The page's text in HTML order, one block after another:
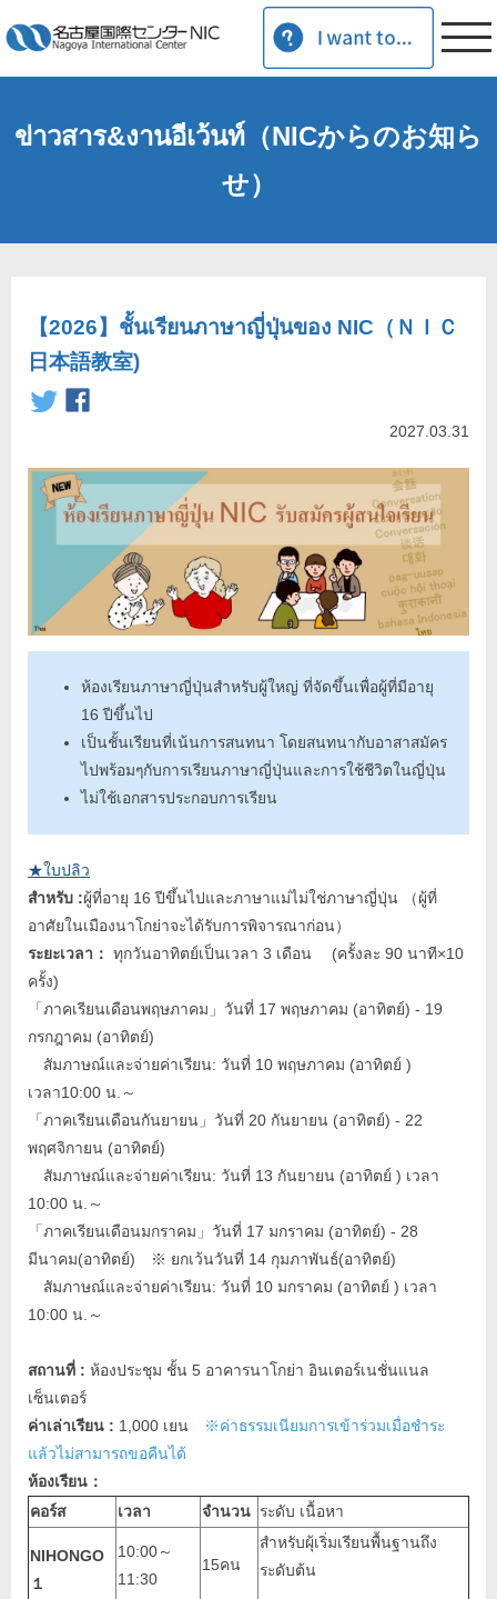
ข่าวสาร&งานอีเว้นท์（NICからのお知ら
せ）
【2026】ชั้นเรียนภาษาญี่ปุ่นของ NIC（ＮＩＣ
日本語教室)
2027.03.31
ห้องเรียนภาษาญี่ปุ่นสำหรับผู้ใหญ่ ที่จัดขึ้นเพื่อผู้ที่มีอายุ
16 ปีขึ้นไป
เป็นชั้นเรียนที่เน้นการสนทนา โดยสนทนากับอาสาสมัคร
ไปพร้อมๆกับการเรียนภาษาญี่ปุ่นและการใช้ชีวิตในญี่ปุ่น
ไม่ใช้เอกสารประกอบการเรียน
★ใบปลิว
สำหรับ :ผู้ที่อายุ 16 ปีขึ้นไปและภาษาแม่ไม่ใช่ภาษาญี่ปุ่น （ผู้ที่
อาศัยในเมืองนาโกย่าจะได้รับการพิจารณาก่อน）
ระยะเวลา： ทุกวันอาทิตย์เป็นเวลา 3 เดือน (ครั้งละ 90 นาที×10
ครั้ง)
「ภาคเรียนเดือนพฤษภาคม」วันที่ 17 พฤษภาคม (อาทิตย์) - 19
กรกฎาคม (อาทิตย์)
สัมภาษณ์และจ่ายค่าเรียน: วันที่ 10 พฤษภาคม (อาทิตย์ )
เวลา10:00 น.～
「ภาคเรียนเดือนกันยายน」วันที่ 20 กันยายน (อาทิตย์) - 22
พฤศจิกายน (อาทิตย์)
สัมภาษณ์และจ่ายค่าเรียน: วันที่ 13 กันยายน (อาทิตย์ ) เวลา
10:00 น.～
「ภาคเรียนเดือนมกราคม」วันที่ 17 มกราคม (อาทิตย์) - 28
มีนาคม(อาทิตย์) ※ ยกเว้นวันที่ 14 กุมภาพันธ์(อาทิตย์)
สัมภาษณ์และจ่ายค่าเรียน: วันที่ 10 มกราคม (อาทิตย์ ) เวลา
10:00 น.～
สถานที่ : ห้องประชุม ชั้น 5 อาคารนาโกย่า อินเตอร์เนชั่นแนล
เซ็นเตอร์
ค่าเล่าเรียน : 1,000 เยน
※ค่าธรรมเนียมการเข้าร่วมเมื่อชำระ
แล้วไม่สามารถขอคืนได้
ห้องเรียน：
คอร์ส
เวลา จำนวน ระดับ เนื้อหา
NIHONGO
１
10:00～
11:30
15คน
สำหรับผุ้เริ่มเรียนพื้นฐานถึง
ระดับต้น